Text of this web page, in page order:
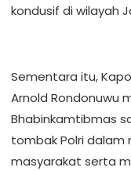
kondusif di wilayah
Sementara itu,
Arnold Rondonuwu
Bhabinkamtibmas
tombak Polri
masyarakat serta